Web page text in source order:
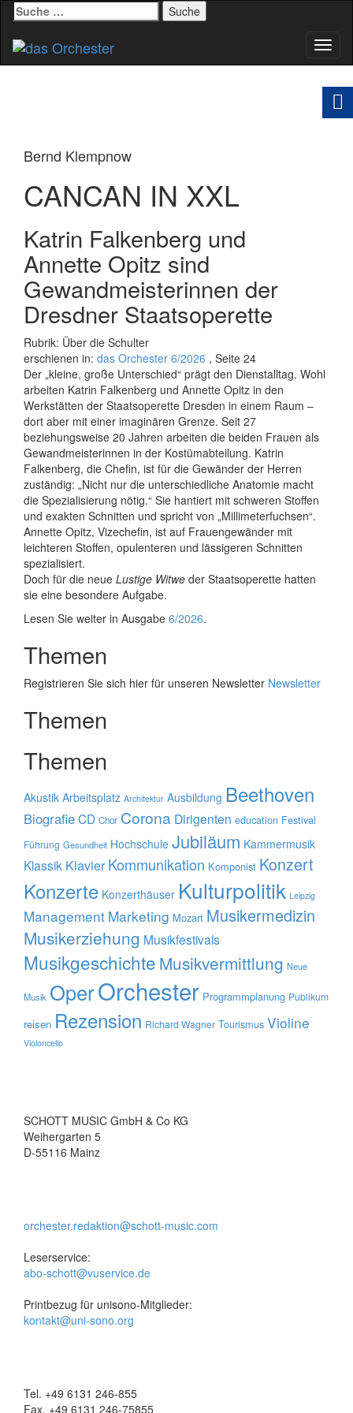
Suche
nach:
Bernd Klempnow
CANCAN IN XXL
Katrin Falkenberg und
Annette Opitz sind
Gewandmeisterinnen der
Dresdner Staatsoperette
Rubrik: Über die Schulter
erschienen in: das Orchester 6/2026 , Seite 24
Der „kleine, große Unterschied“ prägt den Dienstalltag. Wohl
arbeiten Katrin Falkenberg und Annette Opitz in den
Werkstätten der Staatsoperette Dresden in einem Raum –
dort aber mit einer imaginären Grenze. Seit 27
beziehungsweise 20 Jahren arbeiten die beiden Frauen als
Gewandmeisterinnen in der Kostümabteilung. Katrin
Falkenberg, die Chefin, ist für die Gewänder der Herren
zuständig: „Nicht nur die unterschiedliche Anatomie macht
die Spezialisierung nötig.“ Sie hantiert mit schweren Stoffen
und exakten Schnitten und spricht von „Millimeterfuchsen“.
Annette Opitz, Vizechefin, ist auf Frauengewänder mit
leichteren Stoffen, opulenteren und lässigeren Schnitten
spezialisiert.
Doch für die neue Lustige Witwe der Staatsoperette hatten
sie eine besondere Aufgabe.
Lesen Sie weiter in Ausgabe 6/2026.
Themen
Registrieren Sie sich hier für unseren Newsletter Newsletter
Themen
Themen
Akustik Arbeitsplatz Architektur Ausbildung Beethoven
BiografieCD Chor Corona Dirigenten education Festival
Führung Gesundheit Hochschule Jubiläum Kammermusik
Klassik Klavier Kommunikation Komponist Konzert
Konzerte Konzerthäuser Kulturpolitik Leipzig
Management Marketing Mozart Musikermedizin
Musikerziehung Musikfestivals
Musikgeschichte Musikvermittlung Neue
Musik OperOrchester Programmplanung Publikum
reisen Rezension Richard Wagner Tourismus Violine
Violoncello
SCHOTT MUSIC GmbH & Co KG
Weihergarten 5
D-55116 Mainz
orchester.redaktion@schott-music.com
Leserservice:
abo-schott@vuservice.de
Printbezug für unisono-Mitglieder:
kontakt@uni-sono.org
Tel. +49 6131 246-855
Fax. +49 6131 246-75855